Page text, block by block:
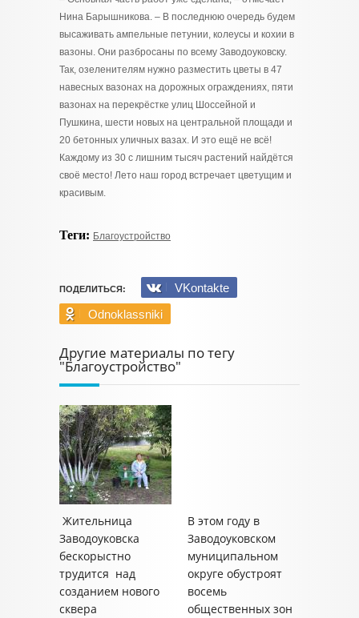
Нина Барышникова. – В последнюю очередь будем
высаживать ампельные петунии, колеусы и кохии в
вазоны. Они разбросаны по всему Заводоуковску.
Так, озеленителям нужно разместить цветы в 47
навесных вазонах на дорожных ограждениях, пяти
вазонах на перекрёстке улиц Шоссейной и
Пушкина, шести новых на центральной площади и
20 бетонных уличных вазах. И это ещё не всё!
Каждому из 30 с лишним тысяч растений найдётся
своё место! Лето наш город встречает цветущим и
красивым.
Теги: Благоустройство
ПОДЕЛИТЬСЯ:
VKontakte
Odnoklassniki
Другие материалы по тегу
"Благоустройство"
Жительница
Заводоуковска
бескорыстно
трудится над
созданием нового
сквера
В этом году в
Заводоуковском
муниципальном
округе обустроят
восемь
общественных зон